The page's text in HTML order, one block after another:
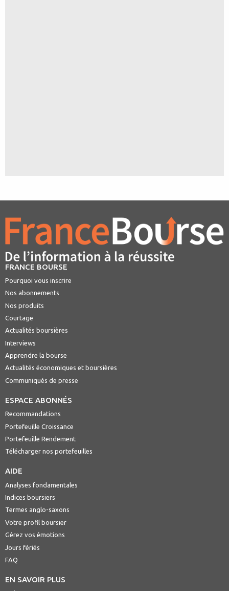
FRANCE BOURSE
Pourquoi vous inscrire
Nos abonnements
Nos produits
Courtage
Actualités boursières
Interviews
Apprendre la bourse
Actualités économiques et boursières
Communiqués de presse
ESPACE ABONNÉS
Recommandations
Portefeuille Croissance
Portefeuille Rendement
Télécharger nos portefeuilles
AIDE
Analyses fondamentales
Indices boursiers
Termes anglo-saxons
Votre profil boursier
Gérez vos émotions
Jours fériés
FAQ
EN SAVOIR PLUS